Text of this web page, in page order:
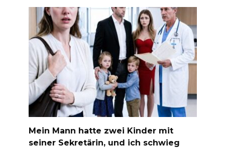
Mein Mann hatte zwei Kinder mit
seiner Sekretärin, und ich schwieg